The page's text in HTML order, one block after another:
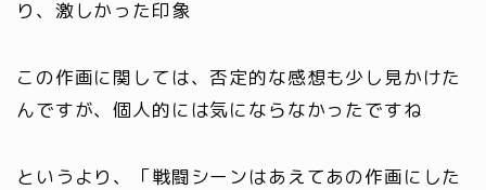
り、激しかった印象
この作画に関しては、否定的な感想も少し見かけた
んですが、個人的には気にならなかったですね
というより、「戦闘シーンはあえてあの作画にした